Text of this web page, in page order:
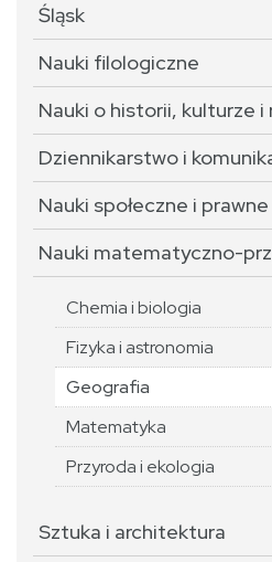
Śląsk
Nauki filologiczne
Nauki o historii, kulturze i
Dziennikarstwo i
Nauki społeczne i prawne
Nauki matematyczno-
Chemia i biologia
Fizyka i astronomia
Geografia
Matematyka
Przyroda i ekologia
Sztuka i architektura